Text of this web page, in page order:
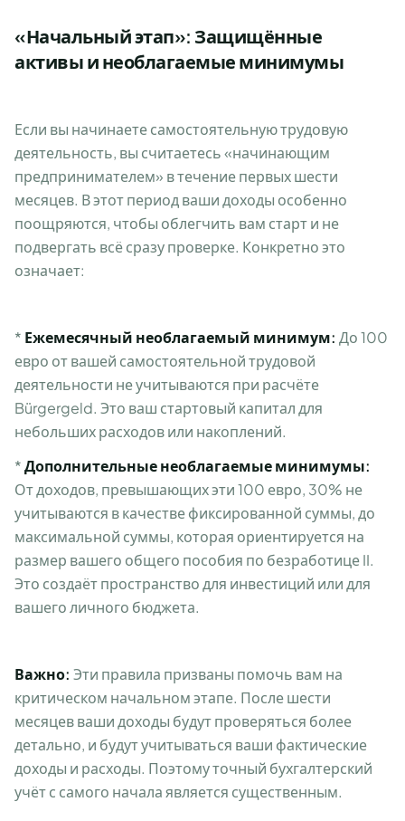
«Начальный этап»: Защищённые
активы и необлагаемые минимумы
Если вы начинаете самостоятельную трудовую
деятельность, вы считаетесь «начинающим
предпринимателем» в течение первых шести
месяцев. В этот период ваши доходы особенно
поощряются, чтобы облегчить вам старт и не
подвергать всё сразу проверке. Конкретно это
означает:
* Ежемесячный необлагаемый минимум: До 100
евро от вашей самостоятельной трудовой
деятельности не учитываются при расчёте
Bürgergeld. Это ваш стартовый капитал для
небольших расходов или накоплений.
*Дополнительные необлагаемые минимумы:
От доходов, превышающих эти 100 евро, 30% не
учитываются в качестве фиксированной суммы, до
максимальной суммы, которая ориентируется на
размер вашего общего пособия по безработице II.
Это создаёт пространство для инвестиций или для
вашего личного бюджета.
Важно: Эти правила призваны помочь вам на
критическом начальном этапе. После шести
месяцев ваши доходы будут проверяться более
детально, и будут учитываться ваши фактические
доходы и расходы. Поэтому точный бухгалтерский
учёт с самого начала является существенным.